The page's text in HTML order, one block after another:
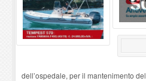
dell’ospedale, per il mantenimento